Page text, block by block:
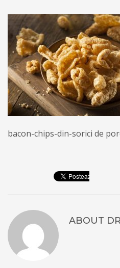
bacon-chips-din-sorici de
ABOUT